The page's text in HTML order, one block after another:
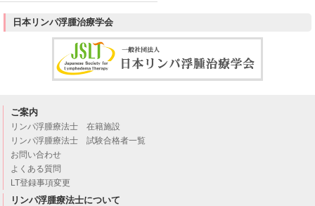
日本リンパ浮腫治療学会
ご案内
リンパ浮腫療法士 在籍施設
リンパ浮腫療法士 試験合格者一覧
お問い合わせ
よくある質問
LT登録事項変更
リンパ浮腫療法士について